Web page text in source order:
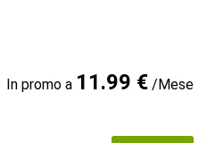
In promo a 11.99 €/Mese